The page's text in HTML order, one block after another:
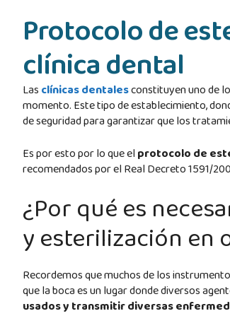
Protocolo de
clínica dental
Las clínicas dentalesconstituyen uno de
momento. Este tipo de establecimiento,
de seguridad para garantizar que los
Es por esto por lo que el protocolo de
recomendados por el Real Decreto 1591/
¿Por qué es
y esterilización en
Recordemos que muchos de los
que la boca es un lugar donde diversos
usados y transmitir diversas